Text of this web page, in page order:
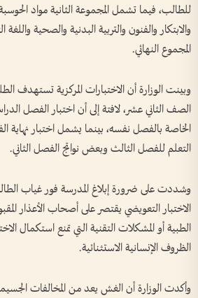
للطالب، فيما تشمل المجموعة الثانية مواد
والابتكار والفنون والتربية البدنية والصحية
المجموع النهائي.
وبينت الوزارة أن الاختبارات المركزية تستهدف
الصف الثاني عشر، لافتة إلى أن اختبار الفصل
الخاصة بالفصل نفسه، بينما يشمل اختبار نهاية
التعلم للفصل الثالث وبعض نواتج الفصل الثاني.
وشددت على ضرورة إبلاغ المدرسة فور غياب
الاختبار التعويضي يقتصر على أصحاب الأعذار
الطبية أو المشكلات التقنية التي تمنع استكمال
الظروف الإنسانية الاستثنائية.
وأكدت الوزارة أن الغش يعد من المخالفات